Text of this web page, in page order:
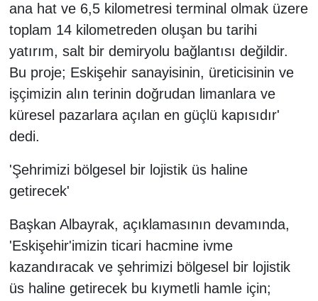
ana hat ve 6,5 kilometresi terminal olmak üzere
toplam 14 kilometreden oluşan bu tarihi
yatırım, salt bir demiryolu bağlantısı değildir.
Bu proje; Eskişehir sanayisinin, üreticisinin ve
işçimizin alın terinin doğrudan limanlara ve
küresel pazarlara açılan en güçlü kapısıdır'
dedi.
'Şehrimizi bölgesel bir lojistik üs haline
getirecek'
Başkan Albayrak, açıklamasının devamında,
'Eskişehir'imizin ticari hacmine ivme
kazandıracak ve şehrimizi bölgesel bir lojistik
üs haline getirecek bu kıymetli hamle için;